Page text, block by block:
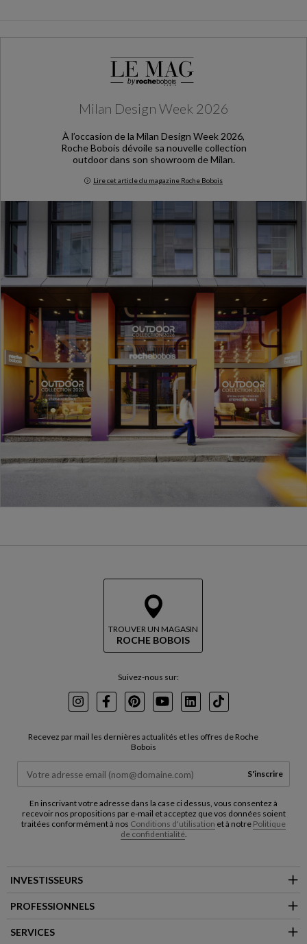
Milan Design Week 2026
À l’occasion de la Milan Design Week 2026,
Roche Bobois dévoile sa nouvelle collection
outdoor dans son showroom de Milan.
Lire cet article du magazine Roche Bobois
Milan Design Week 2026
TROUVER UN MAGASIN
ROCHE BOBOIS
Suivez-nous sur:
InstagramFacebookPinterest
YoutubeLinkedInTikTok
Recevez par mail les dernières actualités et les offres de Roche
Bobois
S'inscrire
En inscrivant votre adresse dans la case ci dessus, vous consentez à
recevoir nos propositions par e-mail et acceptez que vos données soient
traitées conformément à nos Conditions d'utilisation et à notre Politique
de confidentialité.
INVESTISSEURS
PROFESSIONNELS
SERVICES